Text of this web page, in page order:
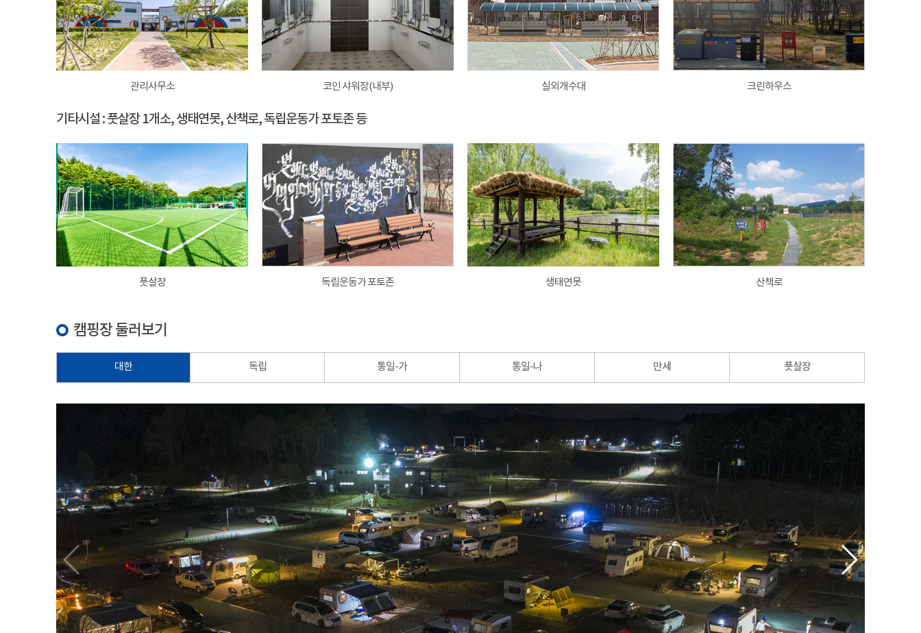
관리사무소 코인 샤워장(내부) 실외개수대 크린하우스
기타시설 : 풋살장 1개소, 생태연못, 산책로, 독립운동가 포토존 등
풋살장 독립운동가 포토존 생태연못 산책로
캠핑장 둘러보기
대한 독립 통일-가 통일-나 만세 풋살장